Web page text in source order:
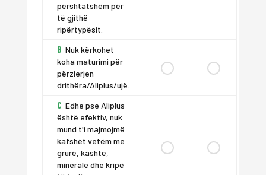
përshtatshëm për
të gjithë
ripërtypësit.
B Nuk kërkohet
koha maturimi për
përzierjen
drithëra/Aliplus/ujë.
C Edhe pse Aliplus
është efektiv, nuk
mund t'i majmojmë
kafshët vetëm me
grurë, kashtë,
minerale dhe kripë